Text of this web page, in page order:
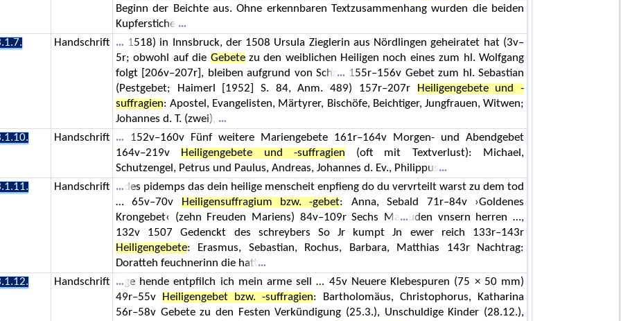
Beginn der Beichte aus. Ohne erkennbaren Textzusammenhang wurden die beiden
Kupferstiche
Handschrift
1518) in Innsbruck, der 1508 Ursula Zieglerin aus Nördlingen geheiratet hat (3v–
5r; obwohl auf die Gebetezu den weiblichen Heiligen noch eines zum hl. Wolfgang
folgt [206v–207r], bleiben aufgrund von Schr
155r–156v Gebet zum hl. Sebastian
(Pestgebet; Haimerl [1952] S. 84, Anm. 489) 157r–207r
Heiligengebete und -
suffragien: Apostel, Evangelisten, Märtyrer, Bischöfe, Beichtiger, Jungfrauen, Witwen;
Johannes d. T. (zwei),
Handschrift
152v–160v Fünf weitere Mariengebete 161r–164v Morgen- und Abendgebet
164v–219v
Heiligengebete und -suffragien (oft mit Textverlust): Michael,
Schutzengel, Petrus und Paulus, Andreas, Johannes d. Ev., Philippus
Handschrift
des pidemps das dein heilige menscheit enpfieng do du vervrteilt warst zu dem tod
… 65v–70v
Heiligensuffragium bzw. -gebet: Anna, Sebald 71r–84v ›Goldenes
Krongebet‹ (zehn Freuden Mariens) 84v–109r Sechs Ma
uden vnsern herren …,
132v 1507 Gedenckt des schreybers So Jr kumpt Jn ewer reich 133r–143r
Heiligengebete: Erasmus, Sebastian, Rochus, Barbara, Matthias 143r Nachtrag:
Doratteh feuchnerinn die hatt
Handschrift
ge hende entpfilch ich mein arme sell … 45v Neuere Klebespuren (75 × 50 mm)
49r–55v
Heiligengebet bzw. -suffragien: Bartholomäus, Christophorus, Katharina
56r–58v Gebete zu den Festen Verkündigung (25.3.), Unschuldige Kinder (28.12.),